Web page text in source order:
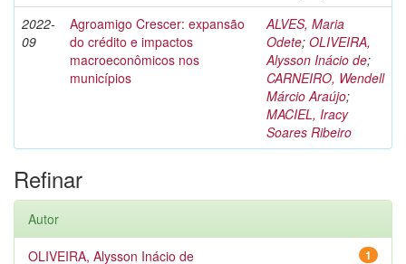
2022-
09
Agroamigo Crescer: expansão
do crédito e impactos
macroeconômicos nos
municípios
ALVES, Maria
Odete; OLIVEIRA,
Alysson Inácio de;
CARNEIRO, Wendell
Márcio Araújo;
MACIEL, Iracy
Soares Ribeiro
Refinar
Autor
1
OLIVEIRA, Alysson Inácio de